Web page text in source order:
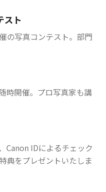
スト
の写真コンテスト。部門
時開催。プロ写真家も講
Canon IDによるチェック
典をプレゼントいたしま